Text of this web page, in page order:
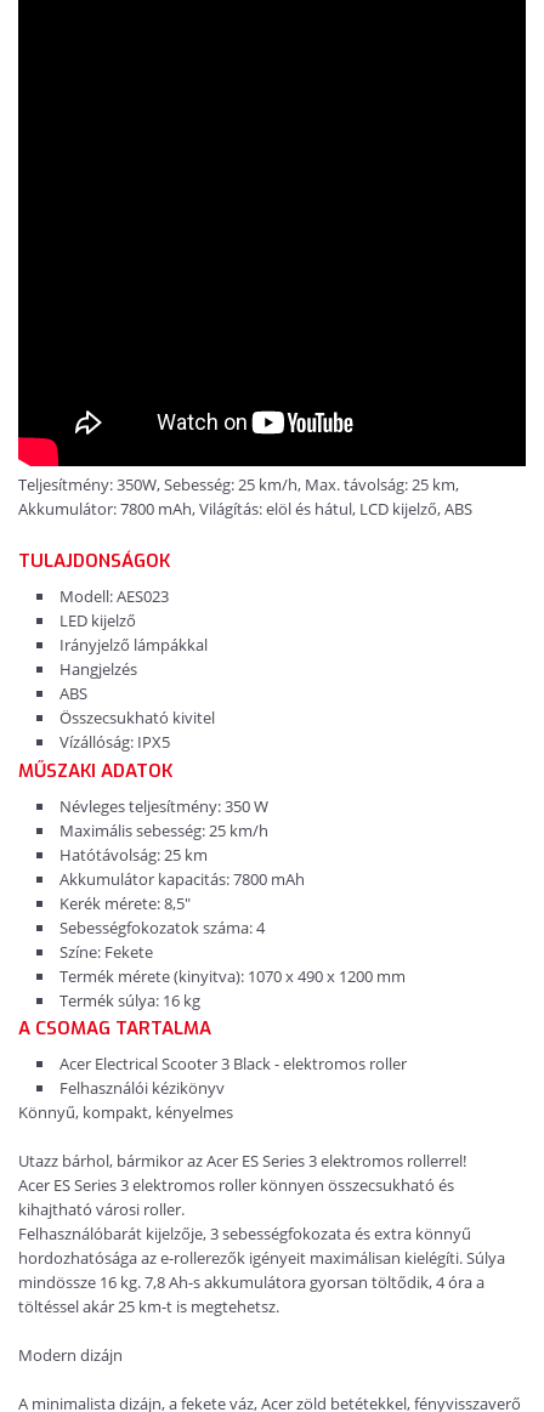
Teljesítmény: 350W, Sebesség: 25 km/h, Max. távolság: 25 km,
Akkumulátor: 7800 mAh, Világítás: elöl és hátul, LCD kijelző, ABS
TULAJDONSÁGOK
Modell: AES023
LED kijelző
Irányjelző lámpákkal
Hangjelzés
ABS
Összecsukható kivitel
Vízállóság: IPX5
MŰSZAKI ADATOK
Névleges teljesítmény: 350 W
Maximális sebesség: 25 km/h
Hatótávolság: 25 km
Akkumulátor kapacitás: 7800 mAh
Kerék mérete: 8,5"
Sebességfokozatok száma: 4
Színe: Fekete
Termék mérete (kinyitva): 1070 x 490 x 1200 mm
Termék súlya: 16 kg
A CSOMAG TARTALMA
Acer Electrical Scooter 3 Black - elektromos roller
Felhasználói kézikönyv
Könnyű, kompakt, kényelmes
Utazz bárhol, bármikor az Acer ES Series 3 elektromos rollerrel!
Acer ES Series 3 elektromos roller könnyen összecsukható és
kihajtható városi roller.
Felhasználóbarát kijelzője, 3 sebességfokozata és extra könnyű
hordozhatósága az e-rollerezők igényeit maximálisan kielégíti. Súlya
mindössze 16 kg. 7,8 Ah-s akkumulátora gyorsan töltődik, 4 óra a
töltéssel akár 25 km-t is megtehetsz.
Modern dizájn
A minimalista dizájn, a fekete váz, Acer zöld betétekkel, fényvisszaverő